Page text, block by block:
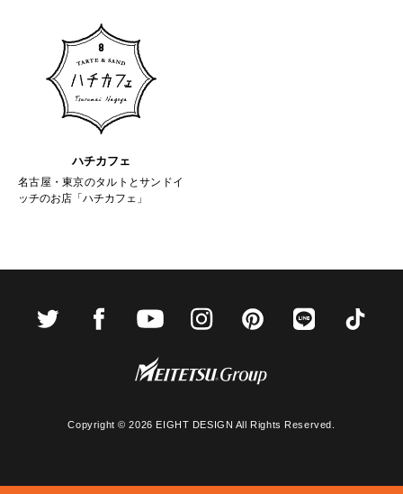
ハチカフェ
名古屋・東京のタルトとサンドイ
ッチのお店「ハチカフェ」
Copyright ©2026 EIGHT DESIGN All Rights Reserved.